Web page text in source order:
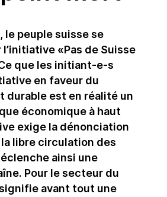
Législations
durabilité
Instruments de
promotion de la
durabilité
Notations et
rapports
Produits et
services
le peuple suisse se
«Pas de Suisse
que les initiant-e-s
en faveur du
durable est en réalité un
économique à haut
exige la dénonciation
la libre circulation des
ainsi une
Pour le secteur du
avant tout une